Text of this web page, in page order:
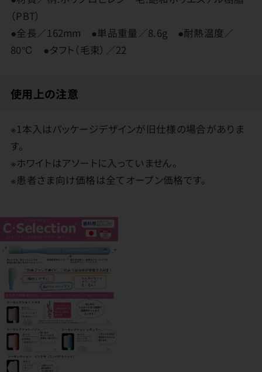
（PBT）
●全長／162mm ●単品重量／8.6g ●耐熱温度／
80℃ ●タフト（毛束）／22
使用上の注意
※1本入はパッケージデザインが旧仕様の場合がありま
す。
※ホワイトはアソートに入っていません。
※患者さま向け価格は全てオープン価格です。